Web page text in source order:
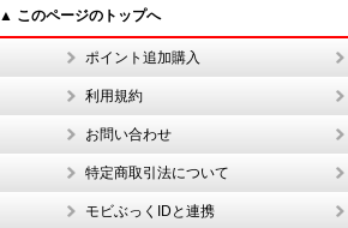
▲ このページのトップへ
ポイント追加購入
利用規約
お問い合わせ
特定商取引法について
モビぶっくIDと連携